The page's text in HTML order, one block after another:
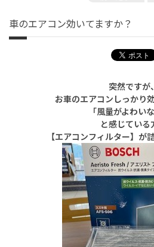
車のエアコン効いてますか？
突然ですが、
お車のエアコンしっかり
「風量がよわい
と感じている
【エアコンフィルター】が